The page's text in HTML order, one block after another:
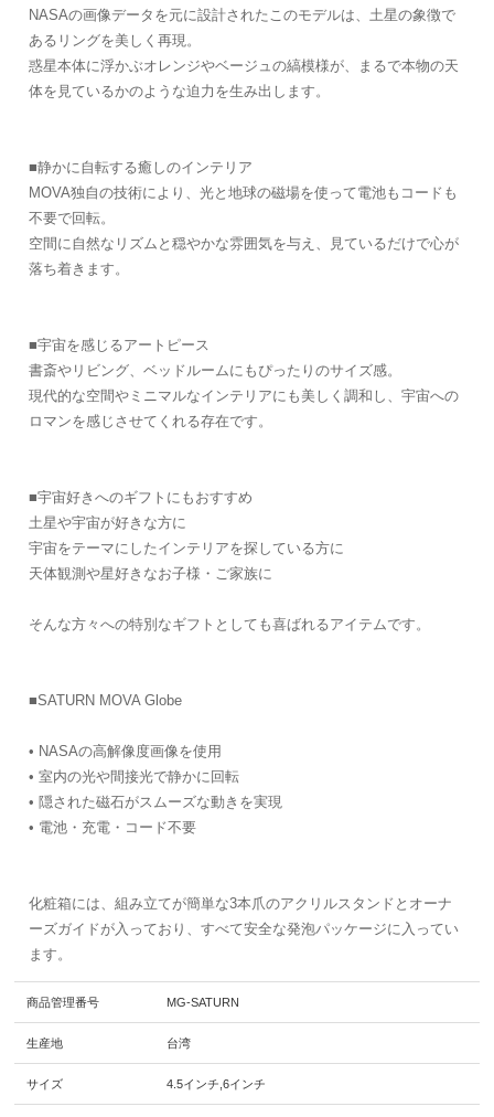
NASAの画像データを元に設計されたこのモデルは、土星の象徴で
あるリングを美しく再現。
惑星本体に浮かぶオレンジやベージュの縞模様が、まるで本物の天
体を見ているかのような迫力を生み出します。
■静かに自転する癒しのインテリア
MOVA独自の技術により、光と地球の磁場を使って電池もコードも
不要で回転。
空間に自然なリズムと穏やかな雰囲気を与え、見ているだけで心が
落ち着きます。
■宇宙を感じるアートピース
書斎やリビング、ベッドルームにもぴったりのサイズ感。
現代的な空間やミニマルなインテリアにも美しく調和し、宇宙への
ロマンを感じさせてくれる存在です。
■宇宙好きへのギフトにもおすすめ
土星や宇宙が好きな方に
宇宙をテーマにしたインテリアを探している方に
天体観測や星好きなお子様・ご家族に
そんな方々への特別なギフトとしても喜ばれるアイテムです。
■SATURN MOVA Globe
• NASAの高解像度画像を使用
• 室内の光や間接光で静かに回転
• 隠された磁石がスムーズな動きを実現
• 電池・充電・コード不要
化粧箱には、組み立てが簡単な3本爪のアクリルスタンドとオーナ
ーズガイドが入っており、すべて安全な発泡パッケージに入ってい
ます。
商品管理番号 MG-SATURN
生産地 台湾
サイズ 4.5インチ,6インチ